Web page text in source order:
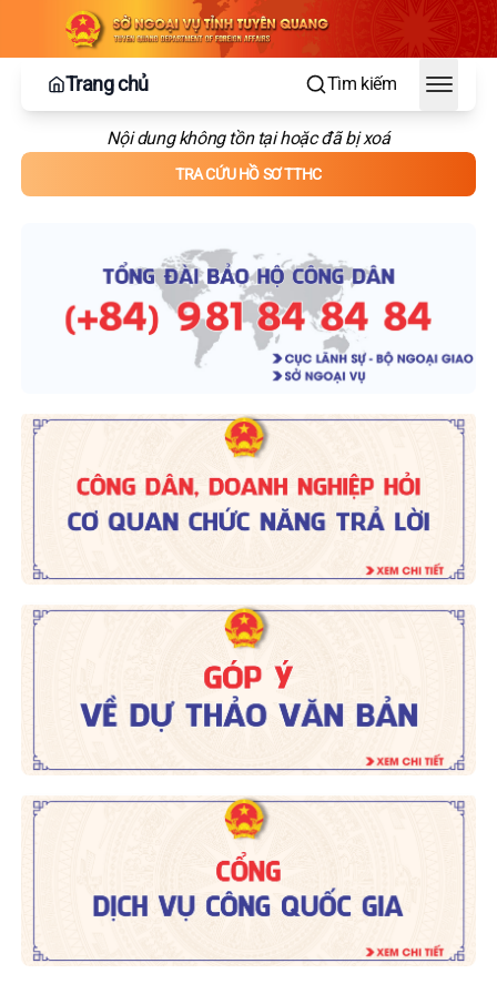
Trang chủ Tìm kiếm
Toggle
Nội dung không tồn tại hoặc đã bị xoá
TRA CỨU HỒ SƠ TTHC